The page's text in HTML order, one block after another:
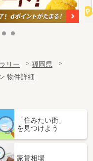
リー
福岡県
物件詳細
「住みたい街」
を見つけよう
家賃相場